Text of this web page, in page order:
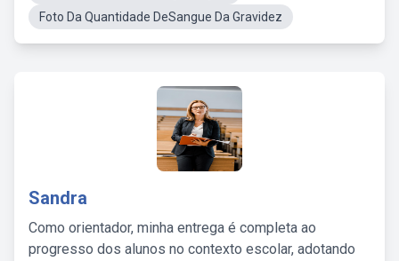
Foto Da Quantidade DeSangue Da Gravidez
Sandra
Como orientador, minha entrega é completa ao
progresso dos alunos no contexto escolar, adotando